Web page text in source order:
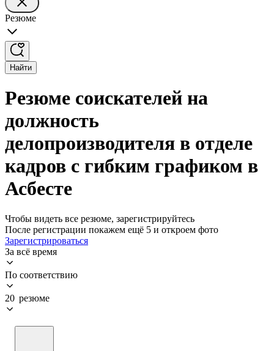
Резюме
Найти
Резюме соискателей на
должность
делопроизводителя в отделе
кадров с гибким графиком в
Асбесте
Чтобы видеть все резюме, зарегистрируйтесь
После регистрации покажем ещё 5 и откроем фото
Зарегистрироваться
За всё время
По соответствию
20 резюме